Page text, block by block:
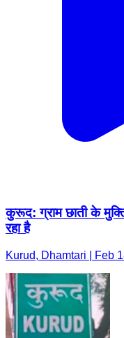
कुरूद: ग्राम छाती के
रहा है
Kurud, Dhamtari | Feb